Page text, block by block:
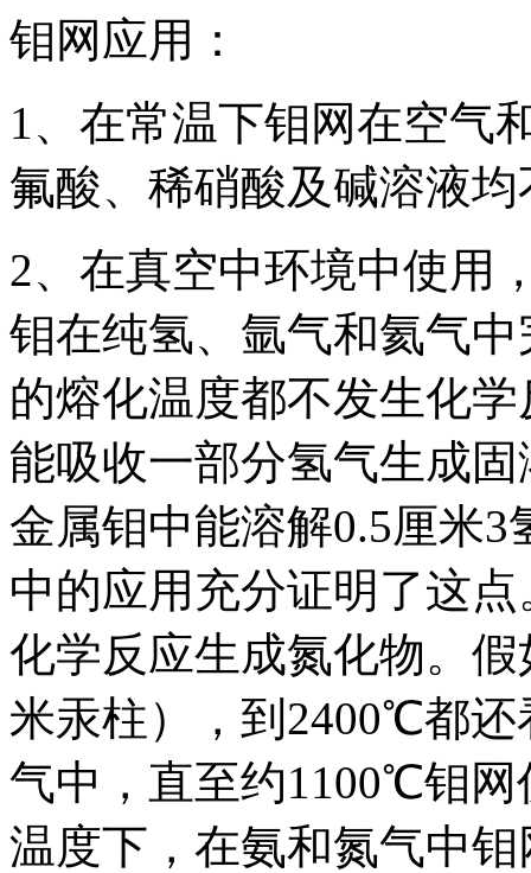
钼网应用：
1、在常温下钼网在空气
氟酸、稀硝酸及碱溶液
2、在真空中环境中使用
钼在纯氢、氩气和氦气
的熔化温度都不发生化
能吸收一部分氢气生成
金属钼中能溶解0.5厘米
中的应用充分证明了这
化学反应生成氮化物。
米汞柱），到2400℃都
气中，直至约1100℃钼
温度下，在氨和氮气中